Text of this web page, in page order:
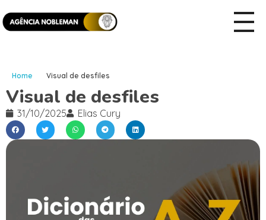
Home Visual de desfiles
Visual de desfiles
31/10/2025 Elias Cury